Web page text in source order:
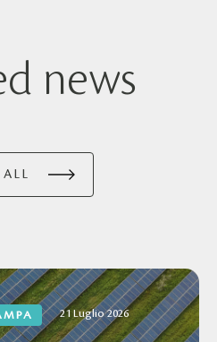
news
21 Luglio 2026